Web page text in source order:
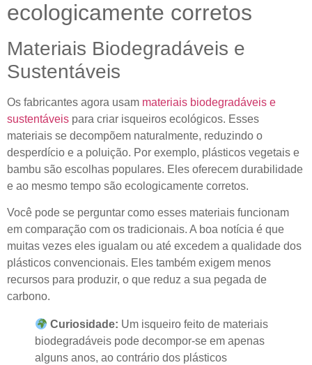
ecologicamente corretos
Materiais Biodegradáveis ​​e
Sustentáveis
Os fabricantes agora usam materiais biodegradáveis ​​e
sustentáveis para criar isqueiros ecológicos. Esses
materiais se decompõem naturalmente, reduzindo o
desperdício e a poluição. Por exemplo, plásticos vegetais e
bambu são escolhas populares. Eles oferecem durabilidade
e ao mesmo tempo são ecologicamente corretos.
Você pode se perguntar como esses materiais funcionam
em comparação com os tradicionais. A boa notícia é que
muitas vezes eles igualam ou até excedem a qualidade dos
plásticos convencionais. Eles também exigem menos
recursos para produzir, o que reduz a sua pegada de
carbono.
Curiosidade: Um isqueiro feito de materiais
biodegradáveis ​​pode decompor-se em apenas
alguns anos, ao contrário dos plásticos